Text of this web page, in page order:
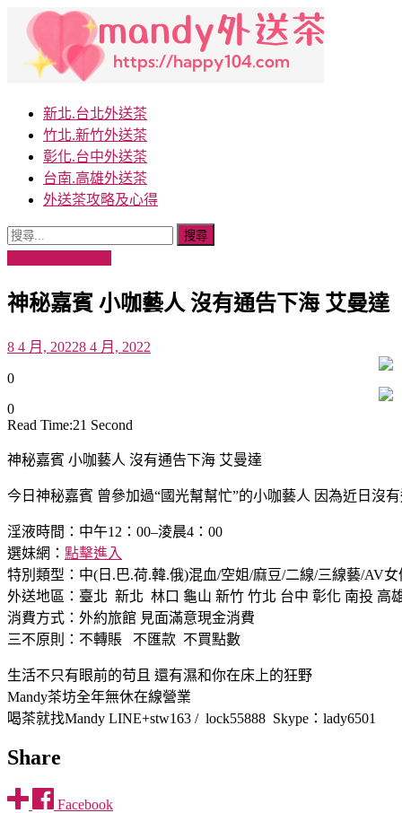
content
曼蒂外送茶：台灣外送茶精選，鐘點情人的秘密時光
Mandy外送茶提供全台灣最高級的外送茶服務，涵蓋台北外
姐、小模和藝人，為您打造獨特和難忘的體驗。
新北.台北外送茶
竹北.新竹外送茶
彰化.台中外送茶
台南.高雄外送茶
外送茶攻略及心得
搜
鍵
神秘嘉賓 小咖藝人 沒有通告下海 艾曼達
8 4 月, 20228 4 月, 2022
0
0
Read Time:21 Second
神秘嘉賓 小咖藝人 沒有通告下海 艾曼達
今日神秘嘉賓 曾參加過“國光幫幫忙”的小咖藝人 因為近日沒
淫液時間：中午12：00–淩晨4：00
選妹網： 點擊進入
特別類型：中(日.巴.荷.韓.俄)混血/空姐/麻豆/二線/三線藝/AV女
外送地區：臺北 新北 林口 龜山 新竹 竹北 台中 彰化 南投 高
消費方式：外約旅館 見面滿意現金消費
三不原則：不轉賬 不匯款 不買點數
生活不只有眼前的苟且 還有濕和你在床上的狂野
Mandy茶坊全年無休在線營業
喝茶就找Mandy LINE+stw163 / lock55888 Skype：lady6501
Share
Facebook